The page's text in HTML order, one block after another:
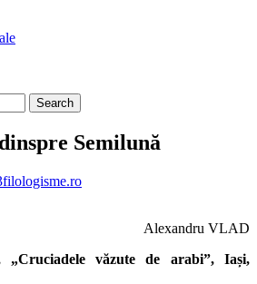
Semilună
filologisme.ro
Alexandru VLAD
„Cruciadele văzute de arabi”, Iași,